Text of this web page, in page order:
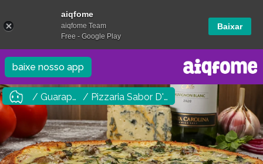
baixe nosso app
/ Guarapuava / Pizzaria Sabor D'itália
aiqfome
aiqfome Team
Free - Google Play
Baixar